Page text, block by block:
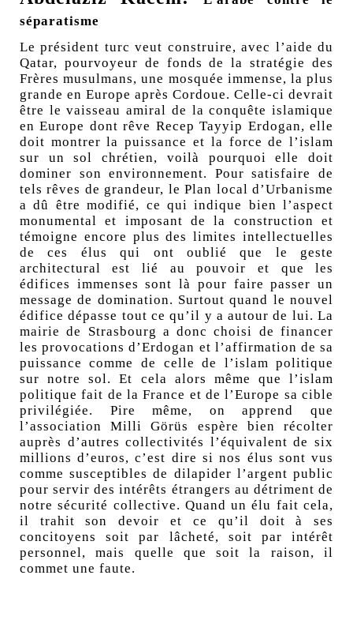
séparatisme
Le président turc veut construire, avec l’aide du
Qatar, pourvoyeur de fonds de la stratégie des
Frères musulmans, une mosquée immense, la plus
grande en Europe après Cordoue. Celle-ci devrait
être le vaisseau amiral de la conquête islamique
en Europe dont rêve Recep Tayyip Erdogan, elle
doit montrer la puissance et la force de l’islam
sur un sol chrétien, voilà pourquoi elle doit
dominer son environnement. Pour satisfaire de
tels rêves de grandeur, le Plan local d’Urbanisme
a dû être modifié, ce qui indique bien l’aspect
monumental et imposant de la construction et
témoigne encore plus des limites intellectuelles
de ces élus qui ont oublié que le geste
architectural est lié au pouvoir et que les
édifices immenses sont là pour faire passer un
message de domination. Surtout quand le nouvel
édifice dépasse tout ce qu’il y a autour de lui. La
mairie de Strasbourg a donc choisi de financer
les provocations d’Erdogan et l’affirmation de sa
puissance comme de celle de l’islam politique
sur notre sol. Et cela alors même que l’islam
politique fait de la France et de l’Europe sa cible
privilégiée. Pire même, on apprend que
l’association Milli Görüs espère bien récolter
auprès d’autres collectivités l’équivalent de six
millions d’euros, c’est dire si nos élus sont vus
comme susceptibles de dilapider l’argent public
pour servir des intérêts étrangers au détriment de
notre sécurité collective. Quand un élu fait cela,
il trahit son devoir et ce qu’il doit à ses
concitoyens soit par lâcheté, soit par intérêt
personnel, mais quelle que soit la raison, il
commet une faute.